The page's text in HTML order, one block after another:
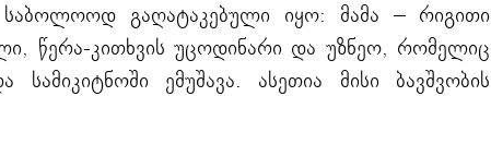
საბოლოოდ გაღატაკებული იყო: მამა – რიგითი
წერა-კითხვის უცოდინარი და უზნეო, რომელიც
ემუშავა. ასეთია მისი ბავშვობის